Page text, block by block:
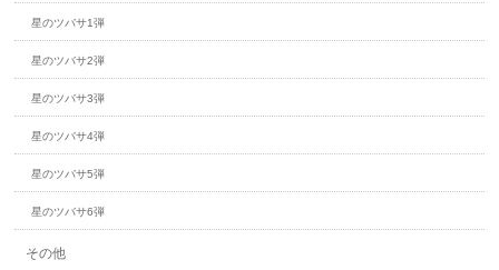
星のツバサ1弾
星のツバサ2弾
星のツバサ3弾
星のツバサ4弾
星のツバサ5弾
星のツバサ6弾
その他